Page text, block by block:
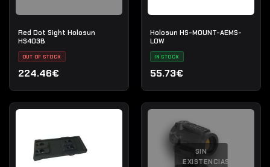
Red Dot Sight Holosun
HS403B
OUT OF STOCK
224.46€
Holosun HS-MOUNT-AEMS-
LOW
IN STOCK
55.73€
SIN
EXISTENCIAS